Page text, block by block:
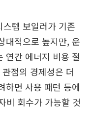
템 보일러가 기존
대적으로 높지만, 운
연간 에너지 비용 절
점의 경제성은 더
하면 사용 패턴 등에
비 회수가 가능할 것